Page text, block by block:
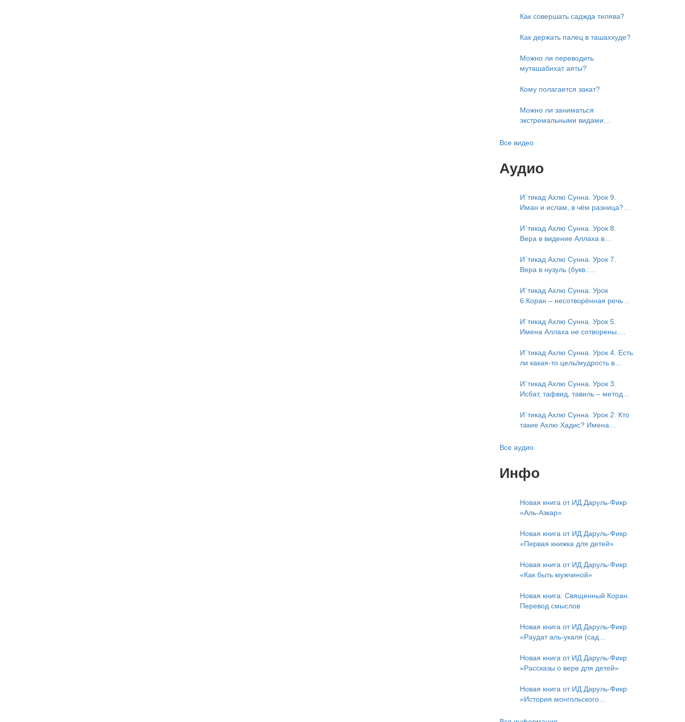
Как совершать саджда тилява?
Как держать палец в ташаххуде?
Можно ли переводить
муташабихат аяты?
Кому полагается закат?
Можно ли заниматься
экстремальными видами
Все видео
Аудио
И`тикад Ахлю Сунна. Урок 9.
Иман и ислам, в чём разница?
обитателем Рая или Ада?
И`тикад Ахлю Сунна. Урок 8.
Вера в видение Аллаха в
телесности Абу Бакром аль-
Исмаили. Отрицание телесности
Дарими. Иман – это слова, дела
и познание
И`тикад Ахлю Сунна. Урок 7.
Вера в нузуль (букв.:
ибн Саида ад-Дарими о нузуле.
Считал ли ад-Дарими, что Аллах
движением?
И`тикад Ахлю Сунна. Урок
6.Коран – несотворённая речь
сотворено? Предопределение
судьбы
И`тикад Ахлю Сунна. Урок 5.
Имена Аллаха не сотворены.
сифатов. Описание Аллаха
сифатом «вадж» (букв.: лик)
И`тикад Ахлю Сунна. Урок 4. Есть
ли какая-то цель/мудрость в
отрицать в отношении Аллаха
недостатки, отрицание которых
Концепция ибн Таймийи
И`тикад Ахлю Сунна. Урок 3.
Исбат, тафвид, тавиль – методы
Можно ли переводить сифаты
аль-хабария на русский язык?
сифата «биля кейфа» (без
И`тикад Ахлю Сунна. Урок 2. Кто
такие Ахлю Хадис? Имена
понимание Атрибутов
Все аудио
Инфо
Новая книга от ИД Даруль-Фикр
«Аль-Азкар»
Новая книга от ИД Даруль-Фикр
«Первая книжка для детей»
Новая книга от ИД Даруль-Фикр
«Как быть мужчиной»
Новая книга: Священный Коран.
Перевод смыслов
Новая книга от ИД Даруль-Фикр
«Раудат аль-укаля (cад
благородных)»
Новая книга от ИД Даруль-Фикр
«Рассказы о вере для детей»
Новая книга от ИД Даруль-Фикр
«История монгольского